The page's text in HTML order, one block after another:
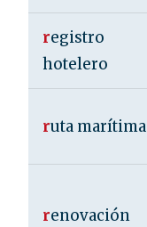
registro
hotelero
ruta marítima
renovación